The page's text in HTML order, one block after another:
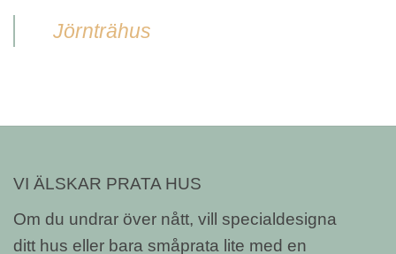
Jörnträhus
VI ÄLSKAR PRATA HUS
Om du undrar över nått, vill specialdesigna
ditt hus eller bara småprata lite med en